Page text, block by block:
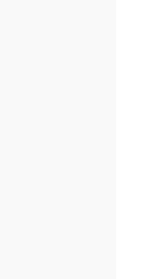
i dette